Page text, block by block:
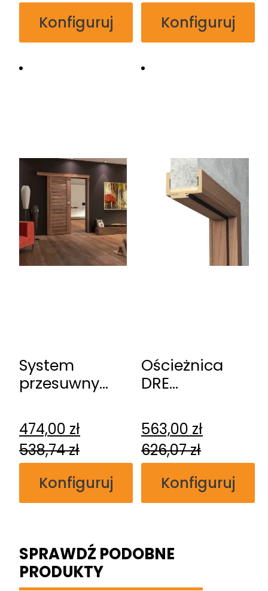
Konfiguruj
Konfiguruj
System
przesuwny
naścienny
474,00 zł
538,74zł
Konfiguruj
Ościeżnica
DRE
bezprzylgowa
563,00 zł
626,07zł
Konfiguruj
SPRAWDŹ PODOBNE
PRODUKTY